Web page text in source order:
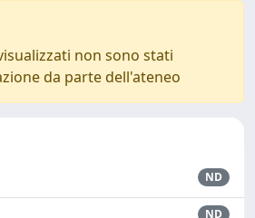
non sono stati
da parte dell'ateneo
ND
ND